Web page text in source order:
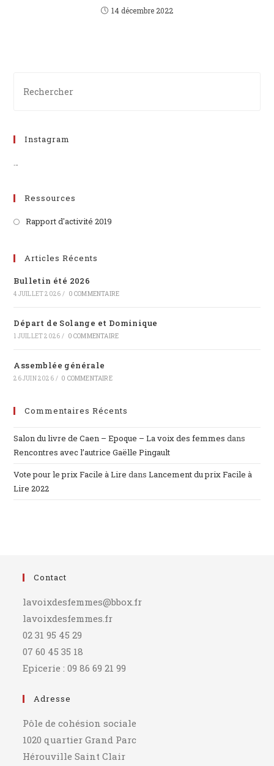
14 décembre 2022
Instagram
…
Ressources
Rapport d'activité 2019
Articles Récents
Bulletin été 2026
4 JUILLET 2026 / 0 COMMENTAIRE
Départ de Solange et Dominique
1 JUILLET 2026 / 0 COMMENTAIRE
Assemblée générale
26 JUIN 2026 / 0 COMMENTAIRE
Commentaires Récents
Salon du livre de Caen – Epoque – La voix des femmes dans
Rencontres avec l’autrice Gaëlle Pingault
Vote pour le prix Facile à Lire dansLancement du prix Facile à
Lire 2022
Contact
lavoixdesfemmes@bbox.fr
lavoixdesfemmes.fr
02 31 95 45 29
07 60 45 35 18
Epicerie : 09 86 69 21 99
Adresse
Pôle de cohésion sociale
1020 quartier Grand Parc
Hérouville Saint Clair